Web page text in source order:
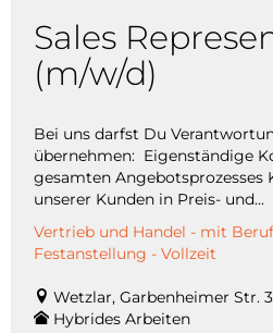
Sales
(m/w/d)
Bei uns darfst Du
übernehmen: Eigenständige
gesamten Angebotsprozesses
unserer Kunden in Preis- und...
Vertrieb und Handel - mit
Festanstellung - Vollzeit
Wetzlar, Garbenheimer Str.
Hybrides Arbeiten